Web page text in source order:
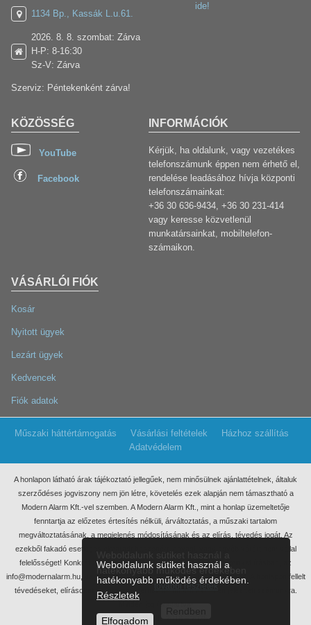
1134 Bp., Kassák L.u.61.
2026. 8. 8. szombat: Zárva
H-P: 8-16:30
Sz-V: Zárva
Szerviz: Péntekenként zárva!
VÁSÁRLÓI FIÓK
Kosár
Nyitott ügyek
Lezárt ügyek
Kedvencek
Fiók adatok
KÖZÖSSÉG
YouTube
Facebook
INFORMÁCIÓK
Kérjük, ha oldalunk, vagy vezetékes
telefonszámunk éppen nem érhető el,
rendelése leadásához hívja központi
telefonszámainkat:
+36 30 636-9434, +36 30 231-414
vagy keresse közvetlenül
munkatársainkat, mobiltelefon-
számaikon.
ide!
Műszaki háttértámogatás Vásárlási feltételek
Házhoz szállítás
Adatvédelem
A honlapon látható árak tájékoztató jellegűek, nem minősülnek ajánlattételnek, általuk
szerződéses jogviszony nem jön létre, követelés ezek alapján nem támasztható a
Modern Alarm Kft.-vel szemben. A Modern Alarm Kft., mint a honlap üzemeltetője
fenntartja az előzetes értesítés nélküli, árváltoztatás, a műszaki tartalom
megváltoztatásának, a megjelenés módosításának és az elírás, tévedés jogát. Az
ezekből fakadó esetleges elmaradt haszonért, anyagi, vagy egyéb kárért nem vállal
felelősséget! Konkrét ajánlatkérés miatt kérjük, keressen meg minket írásban, az
info@modernalarm.hu, vagy a rendeles@modernalarm.hu e-mail címen. A honlapon fellelt
tévedéseket, elírásokat az info@modernalarm.hu e-mail címen jelezheti számunkra.
Modern Alarm Kft. 2018 – 2025
hatékonyabb működés érdekében
további részletek
Weboldalunk sütiket használ a
hatékonyabb működés érdekében.
Részletek
Elfogadom